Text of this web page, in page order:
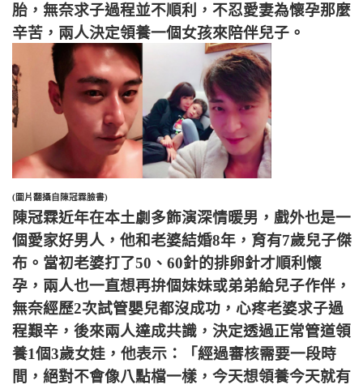
胎，無奈求子過程並不順利，不忍愛妻為懷孕那麼
辛苦，兩人決定領養一個女孩來陪伴兒子。
(圖片翻攝自陳冠霖臉書)
陳冠霖近年在本土劇多飾演深情暖男，戲外也是一
個愛家好男人，他和老婆結婚8年，育有7歲兒子傑
布。當初老婆打了50、60針的排卵針才順利懷
孕，兩人也一直想再拚個妹妹或弟弟給兒子作伴，
無奈經歷2次試管嬰兒都沒成功，心疼老婆求子過
程艱辛，後來兩人達成共識，決定透過正常管道領
養1個3歲女娃，他表示：「經過審核需要一段時
間，絕對不會像八點檔一樣，今天想領養今天就有